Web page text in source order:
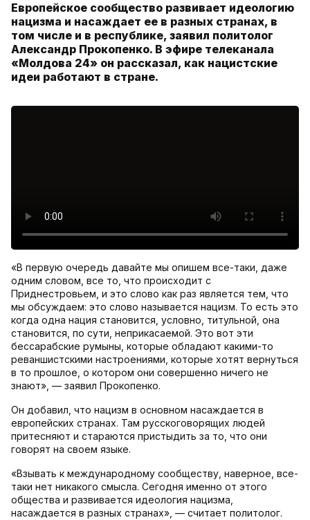
Европейское сообщество развивает идеологию
нацизма и насаждает ее в разных странах, в
том числе и в республике, заявил политолог
Александр Прокопенко. В эфире телеканала
«Молдова 24» он рассказал, как нацистские
идеи работают в стране.
«В первую очередь давайте мы опишем все-таки, даже
одним словом, все то, что происходит с
Приднестровьем, и это слово как раз является тем, что
мы обсуждаем: это слово называется нацизм. То есть это
когда одна нация становится, условно, титульной, она
становится, по сути, неприкасаемой. Это вот эти
бессарабские румыны, которые обладают какими-то
реваншистскими настроениями, которые хотят вернуться
в то прошлое, о котором они совершенно ничего не
знают», — заявил Прокопенко.
Он добавил, что нацизм в основном насаждается в
европейских странах. Там русскоговорящих людей
притесняют и стараются пристыдить за то, что они
говорят на своем языке.
«Взывать к международному сообществу, наверное, все-
таки нет никакого смысла. Сегодня именно от этого
общества и развивается идеология нацизма,
насаждается в разных странах», — считает политолог.